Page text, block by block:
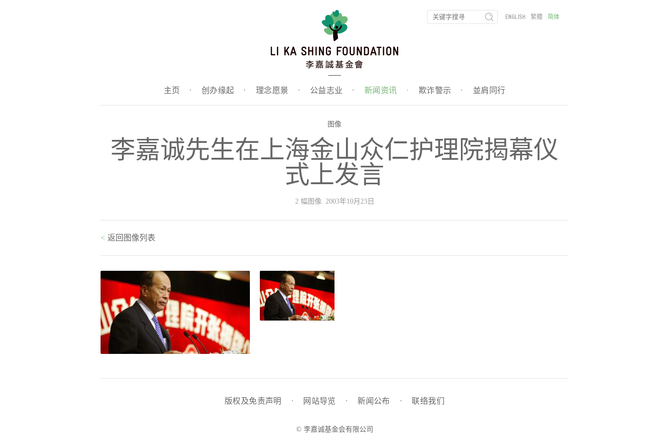
主页 · 创办缘起 · 理念愿景 · 公益志业 · 新闻资讯 · 欺诈警示 · 並肩同行
ENGLISH 繁體 简体
图像
李嘉诚先生在上海金山众仁护理院揭幕仪
式上发言
2 幅图像. 2003年10月23日
< 返回图像列表
版权及免责声明 · 网站导览 · 新闻公布 · 联络我们
© 李嘉诚基金会有限公司